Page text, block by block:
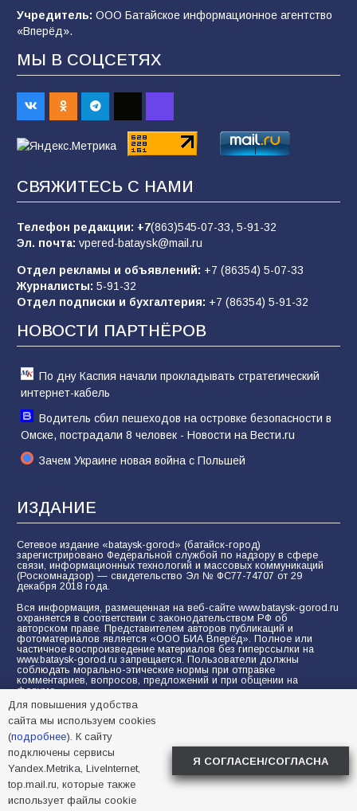
«Пургу нести — не поля переходить»: почему
заявления о мобилизации — это
пропагандистский вброс
заявления Киева о мобилизации — это
отчаяние, а не разведка
80 02.08.2026
В России ответили на заявления Зеленского о
новой мобилизации
74 31.07.2026
Учредитель: ООО Батайское информационное агентство
«Вперёд».
МЫ В СОЦСЕТЯХ
СВЯЖИТЕСЬ С НАМИ
Телефон редакции: +7(863)545-07-33, 5-91-32
Эл. почта: vpered-bataysk@mail.ru
Отдел рекламы и объявлений: +7 (86354) 5-07-33
Журналисты: 5-91-32
Отдел подписки и бухгалтерия: +7 (86354) 5-91-32
НОВОСТИ ПАРТНЁРОВ
По дну Каспия начали прокладывать стратегический
интернет-кабель
Водитель сбил пешеходов на островке безопасности в
Омске, пострадали 8 человек - Новости на Вести.ru
Зачем Украине новая война с Польшей
ИЗДАНИЕ
Сетевое издание «bataysk-gorod» (батайск-город)
зарегистрировано Федеральной службой по надзору в сфере
связи, информационных технологий и массовых коммуникаций
(Роскомнадзор) — свидетельство Эл № ФС77-74707 от 29
декабря 2018 года.
Вся информация, размещенная на веб-сайте www.bataysk-gorod.ru
охраняется в соответствии с законодательством РФ об
авторском праве. Представителем авторов публикаций и
фотоматериалов является «ООО БИА Вперёд». Полное или
частичное воспроизведение материалов без гиперссылки на
www.bataysk-gorod.ru запрещается. Пользователи должны
соблюдать морально-этические нормы при отправке
комментариев, вопросов, предложений и при общении на
форуме.
Политика конфиденциальности и защиты информации
Согласие на обработку персональных данных с помощью
сервисов Yandex.Metrika, LiveInternet, top.mail.ru
© 2005-2026 БИА «ВПЕРЕД»
Для повышения удобства
сайта мы используем cookies
(подробнее). К сайту
подключены сервисы
Yandex.Metrika, LiveInternet,
top.mail.ru, которые также
использует файлы cookie
Я СОГЛАСЕН/СОГЛАСНА